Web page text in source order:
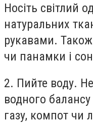
Носіть світлий
натуральних
рукавами.
чи панамки і
2. Пийте воду.
водного
газу, компот чи